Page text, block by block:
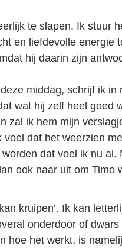
te slapen. Ik stuur
en liefdevolle energie
hij daarin zijn
middag, schrijf ik in
wat hij zelf heel goed
zal ik hem mijn
dat het weerzien
dat voel ik nu al.
ook naar uit om Timo
kruipen’. Ik kan
onderdoor of
hoe het werkt, is